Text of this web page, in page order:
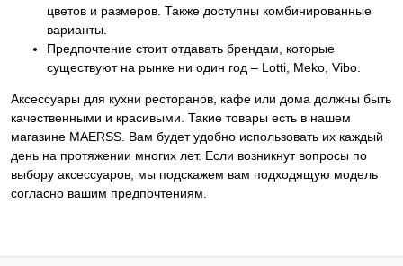
цветов и размеров. Также доступны комбинированные
варианты.
Предпочтение стоит отдавать брендам, которые
существуют на рынке ни один год – Lotti, Meko, Vibo.
Аксессуары для кухни ресторанов, кафе или дома должны быть
качественными и красивыми. Такие товары есть в нашем
магазине MAERSS. Вам будет удобно использовать их каждый
день на протяжении многих лет. Если возникнут вопросы по
выбору аксессуаров, мы подскажем вам подходящую модель
согласно вашим предпочтениям.